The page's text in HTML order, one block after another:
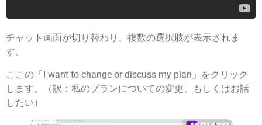
チャット画面が切り替わり、複数の選択肢が表示されま
す。
ここの「I want to change or discuss my plan」をクリック
します。（訳：私のプランについての変更、もしくはお話
したい）